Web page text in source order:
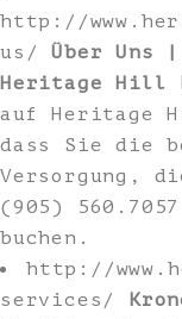
http://
us/Über
Heritage Hill
auf Heritage
dass Sie die
Versorgung,
(905)
buchen.
http://
services/